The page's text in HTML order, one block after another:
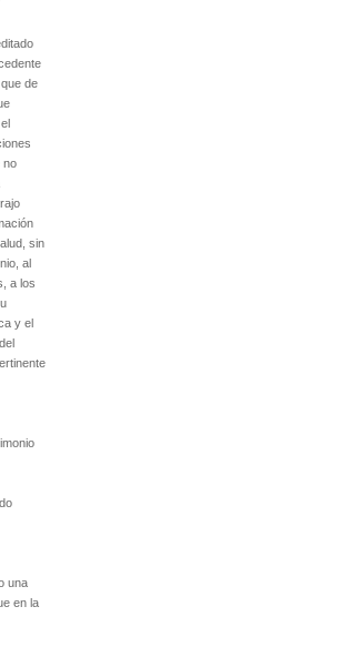
de
no
sin
al
a los
y el
una
en la